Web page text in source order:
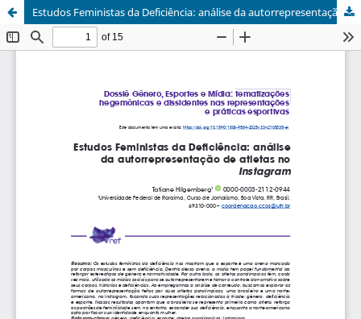
Estudos Feministas da Deficiência: análise da autorrepresentação de atletas no Instagram